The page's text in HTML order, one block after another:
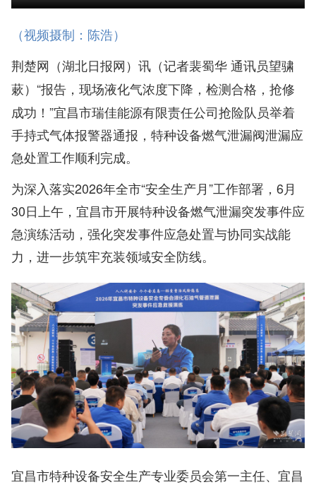
（视频摄制：陈浩）
荆楚网（湖北日报网）讯（记者裴蜀华 通讯员望骕
蔌） “报告，现场液化气浓度下降，检测合格，抢修
成功！”宜昌市瑞佳能源有限责任公司抢险队员举着
手持式气体报警器通报，特种设备燃气泄漏阀泄漏应
急处置工作顺利完成。
为深入落实2026年全市“安全生产月”工作部署，6月
30日上午，宜昌市开展特种设备燃气泄漏突发事件应
急演练活动，强化突发事件应急处置与协同实战能
力，进一步筑牢充装领域安全防线。
宜昌市特种设备安全生产专业委员会第一主任、宜昌